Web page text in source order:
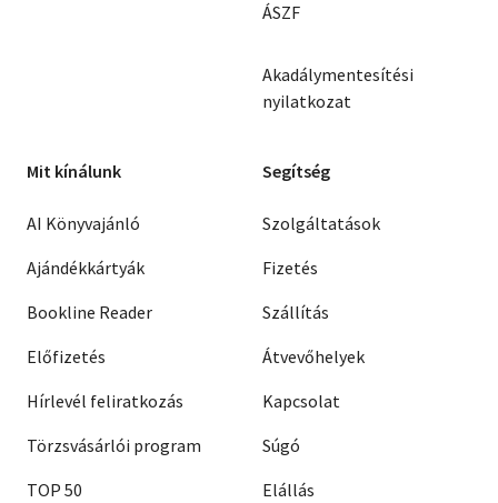
ÁSZF
Akadálymentesítési
nyilatkozat
Mit kínálunk
AI Könyvajánló
Ajándékkártyák
Bookline Reader
Előfizetés
Hírlevél feliratkozás
Törzsvásárlói program
TOP 50
Segítség
Szolgáltatások
Fizetés
Szállítás
Átvevőhelyek
Kapcsolat
Súgó
Elállás